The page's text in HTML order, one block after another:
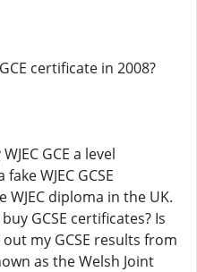
certificate in 2008?
GCE a level
WJEC GCSE
diploma in the UK.
GCSE certificates? Is
out my GCSE results from
as the Welsh Joint